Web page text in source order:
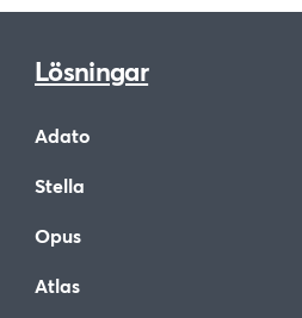
Lösningar
Adato
Stella
Opus
Atlas